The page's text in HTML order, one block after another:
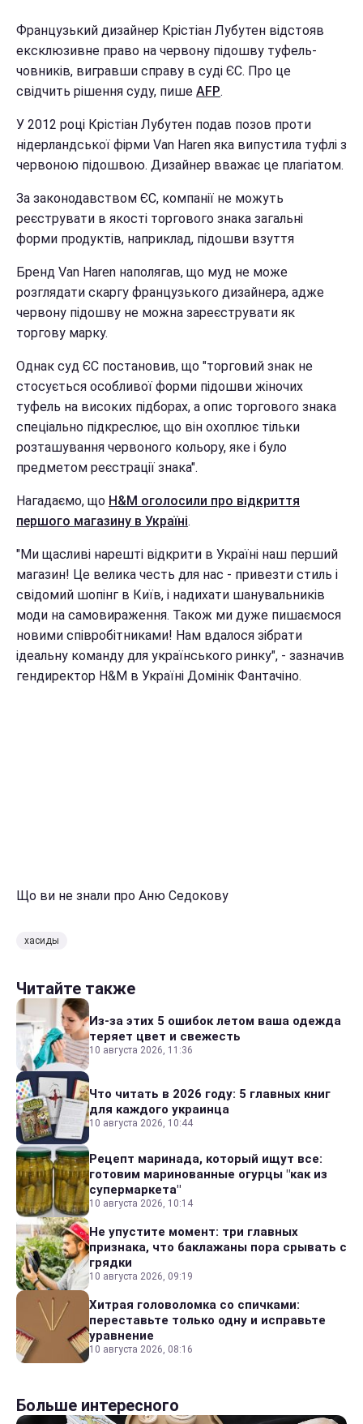
Французький дизайнер Крістіан Лубутен відстояв
ексклюзивне право на червону підошву туфель-
човників, вигравши справу в суді ЄС. Про це
свідчить рішення суду, пише AFP.
У 2012 році Крістіан Лубутен подав позов проти
нідерландської фірми Van Haren яка випустила туфлі з
червоною підошвою. Дизайнер вважає це плагіатом.
За законодавством ЄС, компанії не можуть
реєструвати в якості торгового знака загальні
форми продуктів, наприклад, підошви взуття
Бренд Van Haren наполягав, що муд не може
розглядати скаргу французького дизайнера, адже
червону підошву не можна зареєструвати як
торгову марку.
Однак суд ЄС постановив, що "торговий знак не
стосується особливої ​​форми підошви жіночих
туфель на високих підборах, а опис торгового знака
спеціально підкреслює, що він охоплює тільки
розташування червоного кольору, яке і було
предметом реєстрації знака".
Нагадаємо, що H&M оголосили про відкриття
першого магазину в Україні.
"Ми щасливі нарешті відкрити в Україні наш перший
магазин! Це велика честь для нас - привезти стиль і
свідомий шопінг в Київ, і надихати шанувальників
моди на самовираження. Також ми дуже пишаємося
новими співробітниками! Нам вдалося зібрати
ідеальну команду для українського ринку", - зазначив
гендиректор H&M в Україні Домінік Фантачіно.
Що ви не знали про Аню Седокову
хасиды
Читайте также
Из-за этих 5 ошибок летом ваша одежда
теряет цвет и свежесть
10 августа 2026, 11:36
Что читать в 2026 году: 5 главных книг
для каждого украинца
10 августа 2026, 10:44
Рецепт маринада, который ищут все:
готовим маринованные огурцы "как из
супермаркета"
10 августа 2026, 10:14
Не упустите момент: три главных
признака, что баклажаны пора срывать с
грядки
10 августа 2026, 09:19
Хитрая головоломка со спичками:
переставьте только одну и исправьте
уравнение
10 августа 2026, 08:16
Больше интересного